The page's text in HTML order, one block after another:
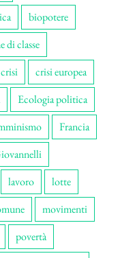
biopotere
di classe
crisi
crisi europea
Ecologia politica
Francia
lavoro
lotte
movimenti
povertà